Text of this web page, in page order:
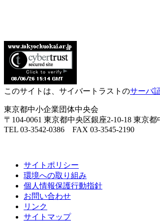
このサイトは、サイバートラストのサーバ
東京都中小企業団体中央会
〒104-0061 東京都中央区銀座2-10-18 東京
TEL 03-3542-0386 FAX 03-3545-2190
サイトポリシー
環境への取り組み
個人情報保護行動指針
お問い合わせ
リンク
サイトマップ